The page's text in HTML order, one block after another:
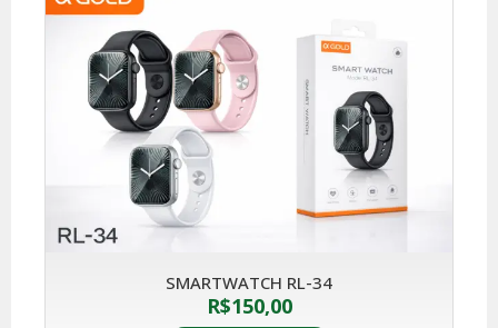
SMARTWATCH RL-34
R$150,00